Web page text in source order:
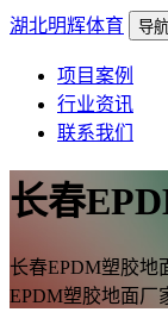
湖北明辉体育 导航
项目案例
行业资讯
联系我们
长春
长春EPDM塑胶地
EPDM塑胶地面厂